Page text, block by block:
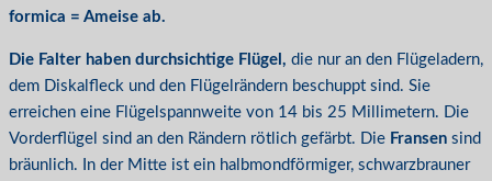
formica = Ameise ab.
Die Falter haben durchsichtige Flügel, die nur an den Flügeladern,
dem Diskalfleck und den Flügelrändern beschuppt sind. Sie
erreichen eine Flügelspannweite von 14 bis 25 Millimetern. Die
Vorderflügel sind an den Rändern rötlich gefärbt. Die Fransen sind
bräunlich. In der Mitte ist ein halbmondförmiger, schwarzbrauner